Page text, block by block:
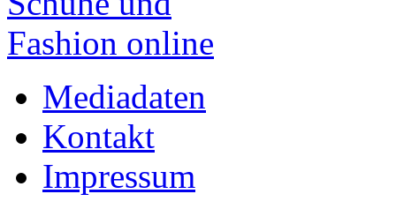
Mediadaten
Kontakt
Impressum